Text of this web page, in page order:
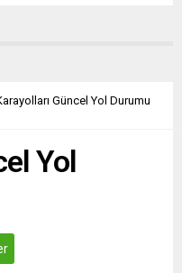
Güncel Yol Durumu
Yol